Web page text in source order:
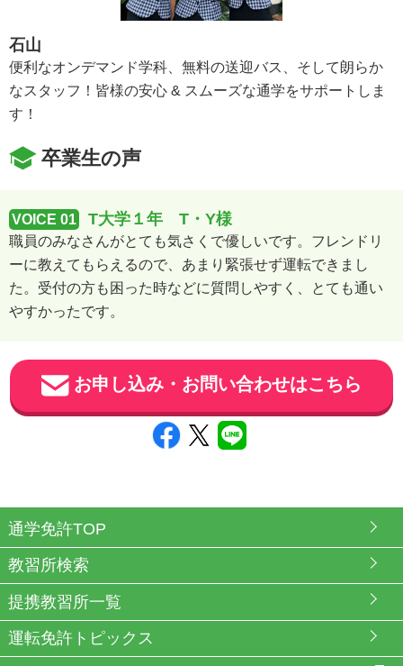
石山
便利なオンデマンド学科、無料の送迎バス、そして朗らか
なスタッフ！皆様の安心 & スムーズな通学をサポートしま
す！
卒業生の声
VOICE 01 T大学１年 T・Y様
職員のみなさんがとても気さくで優しいです。フレンドリ
ーに教えてもらえるので、あまり緊張せず運転できまし
た。受付の方も困った時などに質問しやすく、とても通い
やすかったです。
お申し込み・お問い合わせはこちら
通学免許TOP
教習所検索
提携教習所一覧
運転免許トピックス